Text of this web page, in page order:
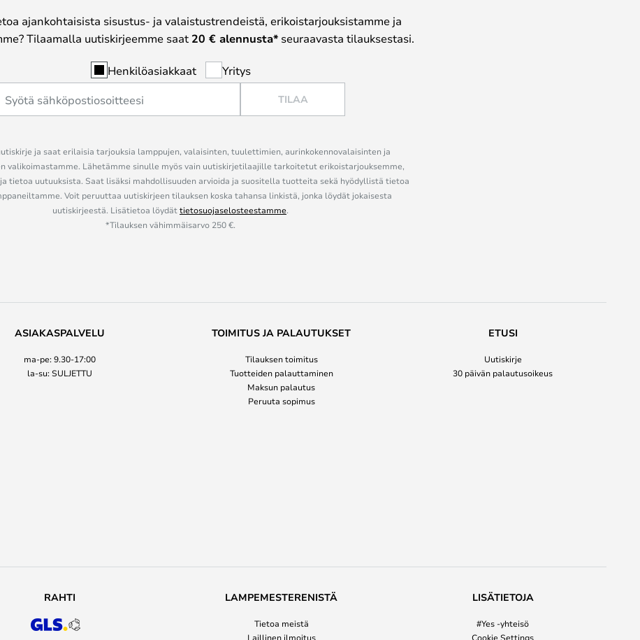
ajankohtaisista sisustus- ja valaistustrendeistä, erikoistarjouksistamme ja
Tilaamalla uutiskirjeemme saat 20 € alennusta* seuraavasta tilauksestasi.
Henkilöasiakkaat Yritys
TILAA
ja saat erilaisia tarjouksia lamppujen, valaisinten, tuulettimien, aurinkokennovalaisinten ja
valikoimastamme. Lähetämme sinulle myös vain uutiskirjetilaajille tarkoitetut erikoistarjouksemme,
tietoa uutuuksista. Saat lisäksi mahdollisuuden arvioida ja suositella tuotteita sekä hyödyllistä tietoa
Voit peruuttaa uutiskirjeen tilauksen koska tahansa linkistä, jonka löydät jokaisesta
uutiskirjeestä. Lisätietoa löydättietosuojaselosteestamme.
*Tilauksen vähimmäisarvo 250 €.
ASIAKASPALVELU
ma-pe: 9.30-17:00
la-su: SULJETTU
TOIMITUS JA PALAUTUKSET
Tilauksen toimitus
Tuotteiden palauttaminen
Maksun palautus
Peruuta sopimus
ETUSI
Uutiskirje
30 päivän palautusoikeus
RAHTI LAMPEMESTERENISTÄ
Tietoa meistä
Laillinen ilmoitus
LISÄTIETOJA
#Yes -yhteisö
Cookie Settings